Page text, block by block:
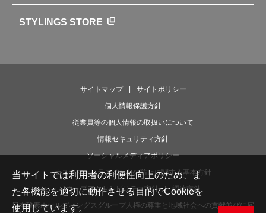
STYLINGS STORE
サイトマップ
サイトポリシー
個人情報保護方針
従業員等の個人情報の取扱いについて
情報セキュリティ方針
ソーシャルメディアポリシー
カスタマーハラスメントの防止に関する基本方針
ウェブアクセシビリティ方針
調達方針
日本酸素ホールディングスグループ人権の尊重と地域社会への貢献並びに雇
当サイトでは利用者の利便性向上のため、ま
た各機能を適切に動作させる目的でCookieを
使用しています。